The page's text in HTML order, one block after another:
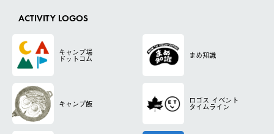
ACTIVITY LOGOS
キャンプ場
ドットコム まめ知識
キャンプ飯 ロゴス イベント
タイムライン